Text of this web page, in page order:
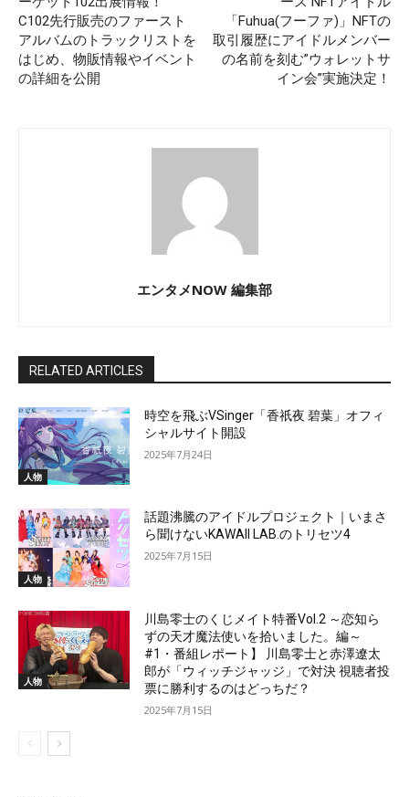
C102先行販売のファースト
アルバムのトラックリストを
はじめ、物販情報やイベント
の詳細を公開
「Fuhua(フーファ)」NFTの
取引履歴にアイドルメンバー
の名前を刻む”ウォレットサ
イン会”実施決定！
エンタメNOW 編集部
RELATED ARTICLES
人物
時空を飛ぶVSinger「香祇夜 碧葉」オフィ
シャルサイト開設
2025年7月24日
人物
話題沸騰のアイドルプロジェクト｜いまさ
ら聞けないKAWAII LAB.のトリセツ4
2025年7月15日
人物
川島零士のくじメイト特番Vol.2 ～恋知ら
ずの天才魔法使いを拾いました。編～
#1・番組レポート】 川島零士と赤澤遼太
郎が「ウィッチジャッジ」で対決 視聴者投
票に勝利するのはどっちだ？
2025年7月15日